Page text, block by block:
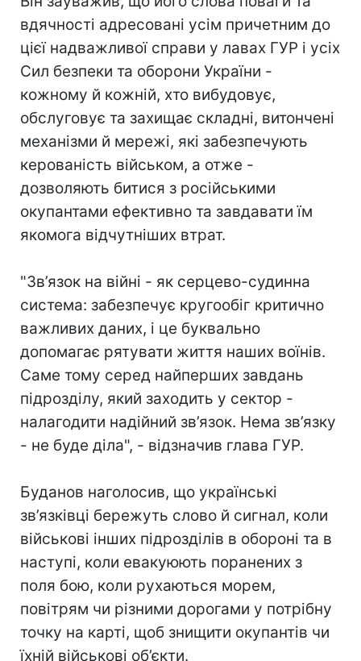
вдячності адресовані усім причетним до
цієї надважливої справи у лавах ГУР і усіх
Сил безпеки та оборони України -
кожному й кожній, хто вибудовує,
обслуговує та захищає складні, витончені
механізми й мережі, які забезпечують
керованість військом, а отже -
дозволяють битися з російськими
окупантами ефективно та завдавати їм
якомога відчутніших втрат.
"Зв’язок на війні - як серцево-судинна
система: забезпечує кругообіг критично
важливих даних, і це буквально
допомагає рятувати життя наших воїнів.
Саме тому серед найперших завдань
підрозділу, який заходить у сектор -
налагодити надійний зв’язок. Нема зв’язку
- не буде діла", - відзначив глава ГУР.
Буданов наголосив, що українські
зв’язківці бережуть слово й сигнал, коли
військові інших підрозділів в обороні та в
наступі, коли евакуюють поранених з
поля бою, коли рухаються морем,
повітрям чи різними дорогами у потрібну
точку на карті, щоб знищити окупантів чи
їхній військові об’єкти.